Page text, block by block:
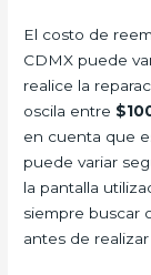
El costo de
CDMX puede
realice la
oscila entre
en cuenta que
puede variar
la pantalla
siempre buscar
antes de